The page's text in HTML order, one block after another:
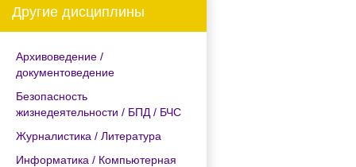
Другие дисциплины
Архивоведение /
документоведение
Безопасность
жизнедеятельности / БПД / БЧС
Журналистика / Литература
Информатика / Компьютерная